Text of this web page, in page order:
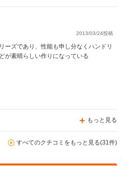
2013/03/24投稿
ーズであり、性能も申し分なくハンドリ
が素晴らしい作りになっている
もっと見る
すべてのクチコミをもっと見る(31件)